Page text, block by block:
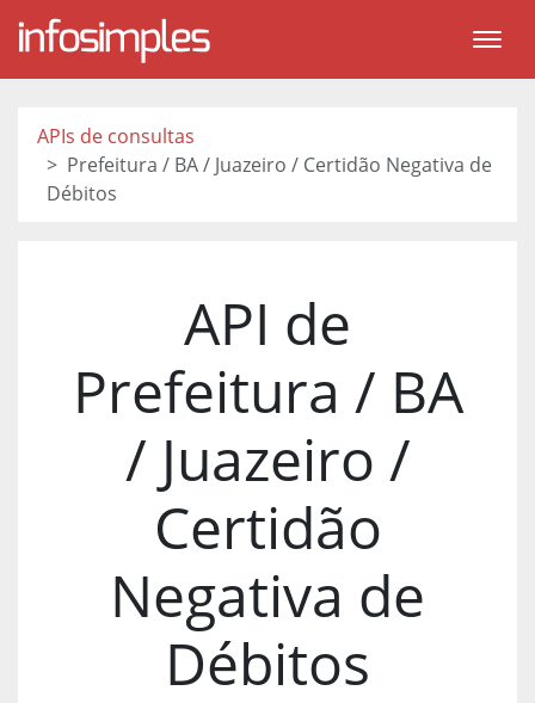
APIs de consultas
Prefeitura / BA / Juazeiro / Certidão Negativa de
Débitos
API de
Prefeitura / BA
/ Juazeiro /
Certidão
Negativa de
Débitos